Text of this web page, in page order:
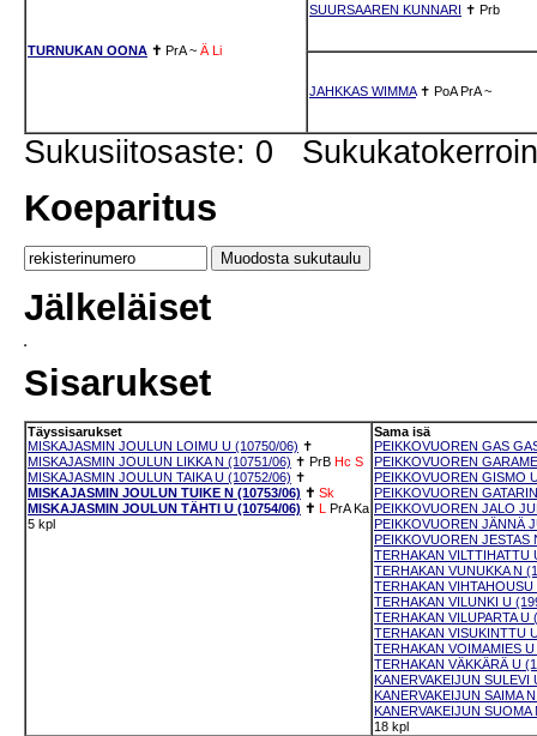
TURNUKAN OONA ✝ PrA ~ Ä Li
SUURSAAREN KUNNARI ✝ Prb
JAHKKAS WIMMA✝ PoA PrA ~
Sukusiitosaste: 0
Koeparitus
Jälkeläiset
Sisarukset
Täyssisarukset
MISKAJASMIN JOULUN LOIMU U (10750/06) ✝
MISKAJASMIN JOULUN LIKKA N (10751/06) ✝ PrB Hc S
MISKAJASMIN JOULUN TAIKA U (10752/06) ✝
MISKAJASMIN JOULUN TUIKE N (10753/06) ✝ Sk
MISKAJASMIN JOULUN TÄHTI U (10754/06) ✝ L PrA Ka
5 kpl
Sama isä
PEIKKOVUOREN GAS
PEIKKOVUOREN
PEIKKOVUOREN GISMO
PEIKKOVUOREN
PEIKKOVUOREN JALO
PEIKKOVUOREN JÄNNÄ
PEIKKOVUOREN JESTAS
TERHAKAN VILTTIHATTU
TERHAKAN VUNUKKA N
TERHAKAN
TERHAKAN VILUNKI U
TERHAKAN VILUPARTA U
TERHAKAN VISUKINTTU
TERHAKAN VOIMAMIES
TERHAKAN VÄKKÄRÄ U
KANERVAKEIJUN SULEVI
KANERVAKEIJUN SAIMA
KANERVAKEIJUN SUOMA
18 kpl